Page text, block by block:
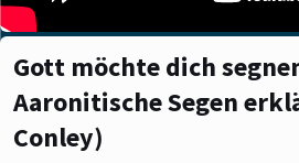
Gott möchte dich
Aaronitische Segen
Conley)